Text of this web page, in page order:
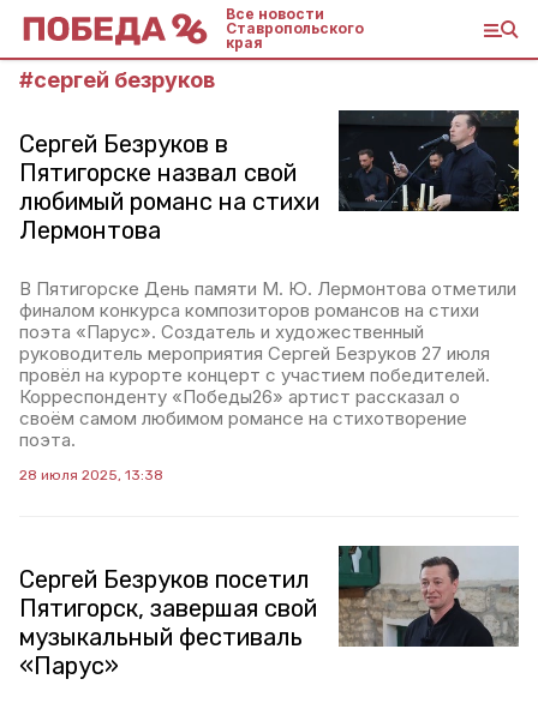
Все новости
Ставропольского
края
#сергей безруков
Сергей Безруков в
Пятигорске назвал свой
любимый романс на стихи
Лермонтова
В Пятигорске День памяти М. Ю. Лермонтова отметили
финалом конкурса композиторов романсов на стихи
поэта «Парус». Создатель и художественный
руководитель мероприятия Сергей Безруков 27 июля
провёл на курорте концерт с участием победителей.
Корреспонденту «Победы26» артист рассказал о
своём самом любимом романсе на стихотворение
поэта.
28 июля 2025, 13:38
Сергей Безруков посетил
Пятигорск, завершая свой
музыкальный фестиваль
«Парус»